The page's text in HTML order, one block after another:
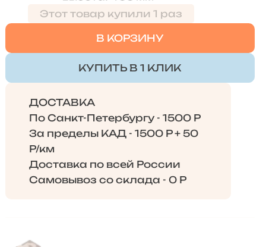
Этот товар купили 1 раз
В КОРЗИНУ
КУПИТЬ В 1 КЛИК
ДОСТАВКА
По Санкт-Петербургу - 1500 Р
За пределы КАД - 1500 Р + 50
Р/км
Доставка по всей России
Самовывоз со склада - 0 Р